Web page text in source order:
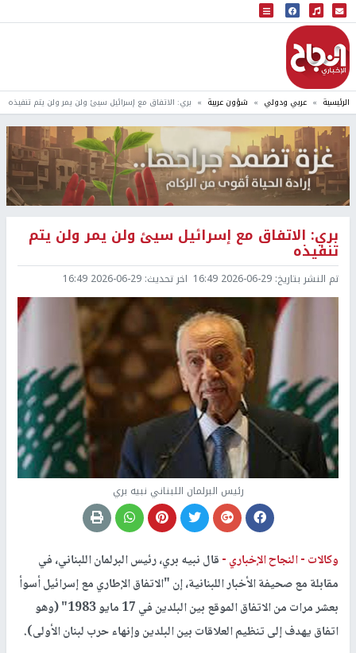
البث المباشر
إذاعة النجاح
الرئيسية عربي ودولي شؤون عربية بري: الاتفاق مع إسرائيل سيئ ولن يمر ولن يتم تنفيذه
بري: الاتفاق مع إسرائيل سيئ ولن يمر ولن يتم
تنفيذه
تم النشر بتاريخ: 2026-06-29 16:49 اخر تحديث: 2026-06-29 16:49
رئيس البرلمان اللبناني نبيه بري
وكالات -النجاح الإخباري -قال نبيه بري، رئيس البرلمان اللبناني، في
مقابلة مع صحيفة الأخبار اللبنانية، إن "الاتفاق الإطاري مع إسرائيل أسوأ
بعشر مرات من الاتفاق الموقع بين البلدين في 17 مايو 1983" (وهو
اتفاق يهدف إلى تنظيم العلاقات بين البلدين وإنهاء حرب لبنان الأولى).